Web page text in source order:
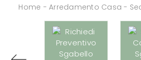
Home - Arredamento Casa -